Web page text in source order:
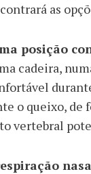
as
posição
cadeira,
o queixo, de
vertebral